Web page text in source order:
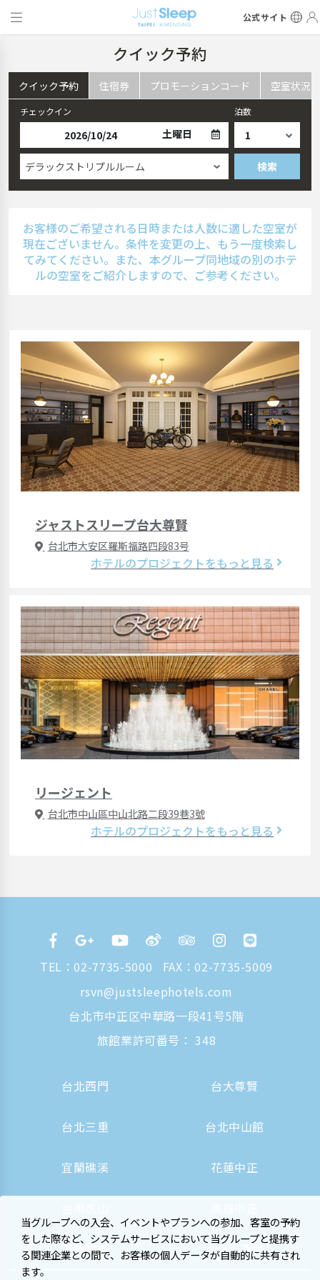
公式サイト
クイック予約
クイック予約 住宿券 プロモーションコード 空室状況
チェックイン
土曜日
泊数
デラックストリプルルーム 検索
お客様のご希望される日時または人数に適した空室が
現在ございません。条件を変更の上、もう一度検索し
てみてください。また、本グループ同地域の別のホテ
ルの空室をご紹介しますので、ご参考ください。
ジャストスリープ台大尊賢
台北市大安区羅斯福路四段83号
ホテルのプロジェクトをもっと見る
リージェント
台北市中山區中山北路二段39巷3號
ホテルのプロジェクトをもっと見る
TEL： 02-7735-5000
FAX：02-7735-5009
rsvn@justsleephotels.com
台北市中正区中華路一段41号5階
旅館業許可番号： 348
台北西門 台大尊賢
台北三重 台北中山館
宜蘭礁溪 花蓮中正
高雄駅前 大阪心斎橋
当グループへの入会、イベントやプランへの参加、客室の予約
をした際など、システムサービスにおいて当グループと提携す
る関連企業との間で、お客様の個人データが自動的に共有され
ます。